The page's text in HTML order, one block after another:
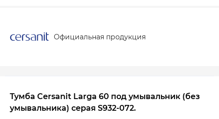
Официальная продукция
Тумба Cersanit Larga 60 под умывальник (без
умывальника) серая S932-072.